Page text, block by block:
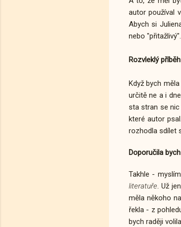
autor používal
Abych si
nebo
Rozvleklý příběh
Když bych
určitě ne a i
sta stran se
které autor
rozhodla sdílet
Doporučila
Takhle -
literatuře. Už
měla někoho
řekla - z
bych raději